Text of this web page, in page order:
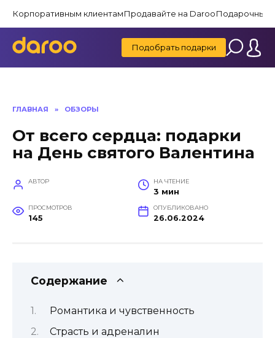
содержанию
Корпоративным клиентамПродавайте на DarooПодарочные
Подобрать подарки
ГЛАВНАЯ » ОБЗОРЫ
От всего сердца: подарки
на День святого Валентина
АВТОР НА ЧТЕНИЕ
3 мин
ПРОСМОТРОВ
145
ОПУБЛИКОВАНО
26.06.2024
Содержание
Романтика и чувственность
Страсть и адреналин